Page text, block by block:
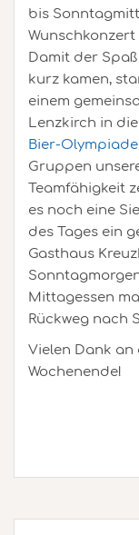
bis
Wunschkonzert
Damit der
kurz kamen,
einem
Lenzkirch in
Bier-Olympiade
Gruppen
Teamfähigkeit
es noch eine
des Tages ein
Gasthaus
Mittagessen
Rückweg nach
Vielen Dank
Wochenende!